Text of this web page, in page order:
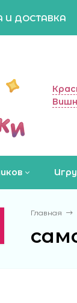
И ДОСТАВКА
Главная